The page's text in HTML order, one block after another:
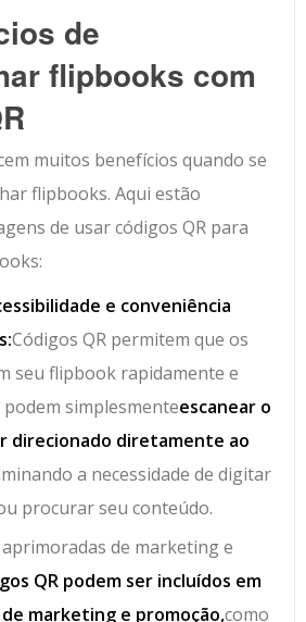
de
flipbooks com
muitos benefícios quando se
flipbooks. Aqui estão
de usar códigos QR para
e conveniência
Códigos QR permitem que os
seu flipbook rapidamente e
podem simplesmenteescanear o
direcionado diretamente ao
a necessidade de digitar
procurar seu conteúdo.
de marketing e
QR podem ser incluídos em
marketing e promoção,como